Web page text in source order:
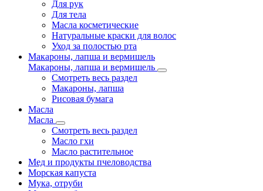
Для рук
Для тела
Масла косметические
Натуральные краски для волос
Уход за полостью рта
Макароны, лапша и вермишель
Макароны, лапша и вермишель
Смотреть весь раздел
Макароны, лапша
Рисовая бумага
Масла
Масла
Смотреть весь раздел
Масло гхи
Масло растительное
Мед и продукты пчеловодства
Морская капуста
Мука, отруби